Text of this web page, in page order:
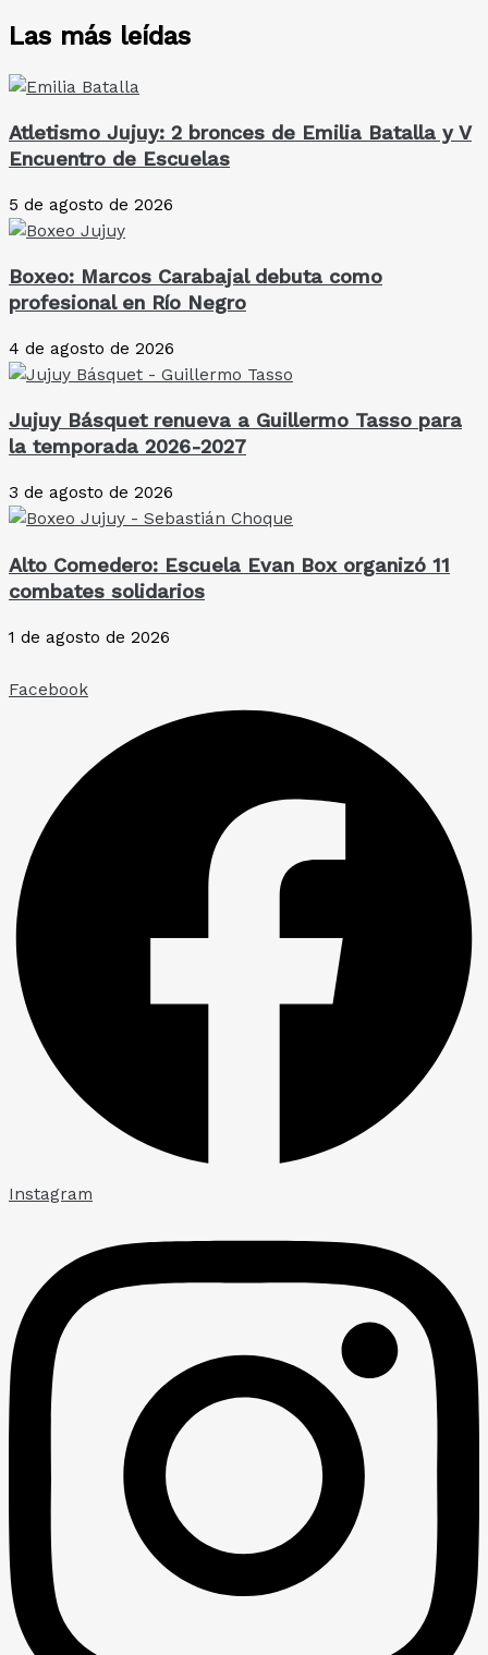
Las más leídas
Atletismo Jujuy: 2 bronces de Emilia Batalla y V
Encuentro de Escuelas
5 de agosto de 2026
Boxeo: Marcos Carabajal debuta como
profesional en Río Negro
4 de agosto de 2026
Jujuy Básquet renueva a Guillermo Tasso para
la temporada 2026-2027
3 de agosto de 2026
Alto Comedero: Escuela Evan Box organizó 11
combates solidarios
1 de agosto de 2026
Facebook
Instagram